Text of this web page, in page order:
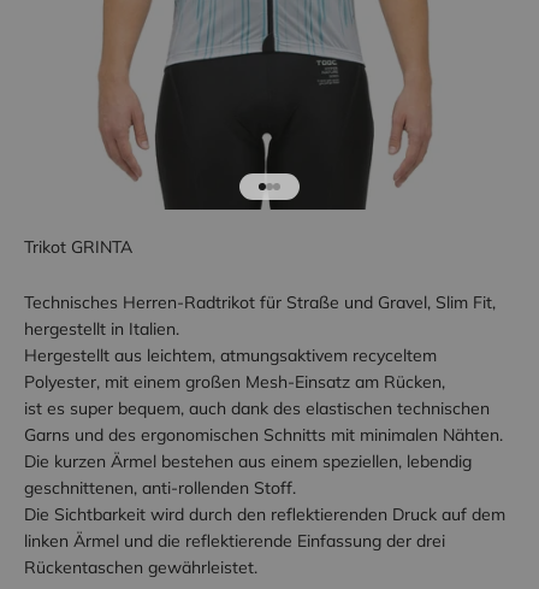
Gehe zu Element 1
Gehe zu Element 2
Gehe zu Element 3
Trikot GRINTA
Technisches Herren-Radtrikot für Straße und Gravel, Slim Fit,
hergestellt in Italien.
Hergestellt aus leichtem, atmungsaktivem recyceltem
Polyester, mit einem großen Mesh-Einsatz am Rücken,
ist es super bequem, auch dank des elastischen technischen
Garns und des ergonomischen Schnitts mit minimalen Nähten.
Die kurzen Ärmel bestehen aus einem speziellen, lebendig
geschnittenen, anti-rollenden Stoff.
Die Sichtbarkeit wird durch den reflektierenden Druck auf dem
linken Ärmel und die reflektierende Einfassung der drei
Rückentaschen gewährleistet.